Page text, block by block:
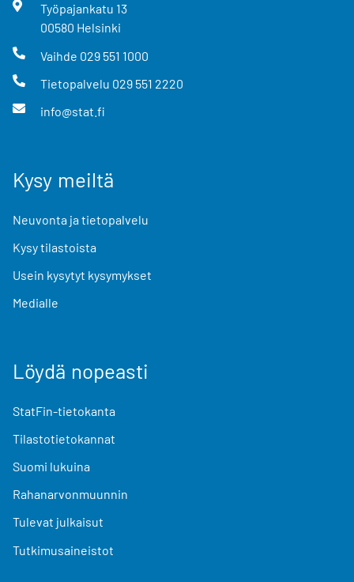
Työpajankatu 13
00580 Helsinki
Vaihde 029 551 1000
Tietopalvelu 029 551 2220
info@stat.fi
Kysy meiltä
Neuvonta ja tietopalvelu
Kysy tilastoista
Usein kysytyt kysymykset
Medialle
Löydä nopeasti
StatFin-tietokanta
Tilastotietokannat
Suomi lukuina
Rahanarvonmuunnin
Tulevat julkaisut
Tutkimusaineistot